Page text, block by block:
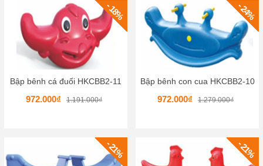
- 18%
Bập bênh cá đuối HKCBB2-11
972.000₫ 1.191.000₫
- 24%
Bập bênh con cua HKCBB2-10
972.000₫ 1.279.000₫
- 21% - 21%